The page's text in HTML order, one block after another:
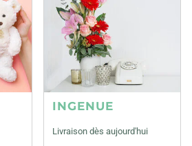
INGENUE
Livraison dès aujourd'hui